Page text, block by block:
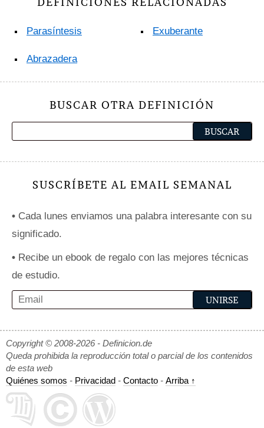
Parasíntesis
Abrazadera
Exuberante
BUSCAR OTRA DEFINICIÓN
SUSCRÍBETE AL EMAIL SEMANAL
• Cada lunes enviamos una palabra interesante con su
significado.
• Recibe un ebook de regalo con las mejores técnicas
de estudio.
Copyright © 2008-2026 - Definicion.de
Queda prohibida la reproducción total o parcial de los contenidos
de esta web
Quiénes somos - Privacidad - Contacto - Arriba ↑